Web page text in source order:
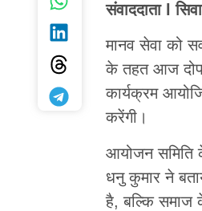
संवाददाता l
मानव सेवा को
के तहत आज
कार्यक्रम
करेंगी।
आयोजन समिति
धनु कुमार ने
है, बल्कि समाज